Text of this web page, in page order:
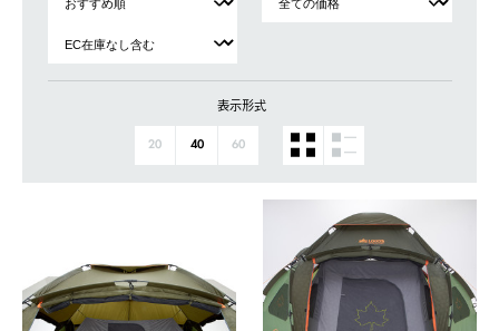
表示形式
20 40 60